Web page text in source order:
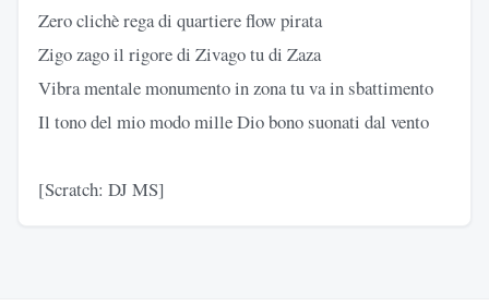
Zero clichè rega di quartiere flow pirata
Zigo zago il rigore di Zivago tu di Zaza
Vibra mentale monumento in zona tu va in sbattimento
Il tono del mio modo mille Dio bono suonati dal vento
[Scratch: DJ MS]